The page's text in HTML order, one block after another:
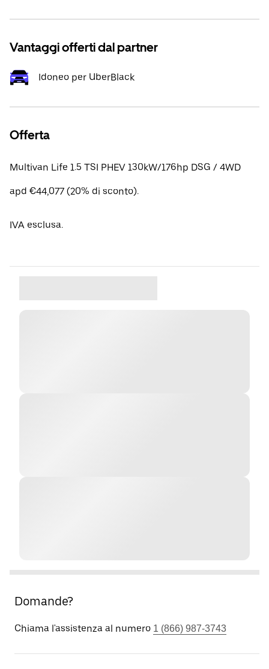
Vantaggi offerti dal partner
Idoneo per UberBlack
Offerta
Multivan Life 1.5 TSI PHEV 130kW/176hp DSG / 4WD
apd €44,077 (20% di sconto).
IVA esclusa.
Domande?
Chiama l'assistenza al numero 1 (866) 987-3743